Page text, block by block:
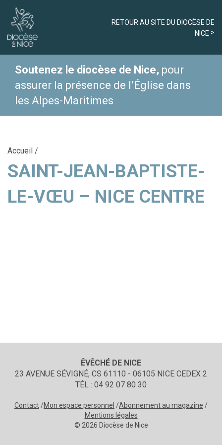
RETOUR AU SITE DU DIOCÈSE DE
NICE
Soutenez le diocèse de Nice, pour
assurer la présence de l’Église dans
les Alpes-Maritimes
Accueil /
SAINT-JEAN-BAPTISTE-
LE-VŒU – NICE CENTRE
ÊVÊCHÉ DE NICE
23 AVENUE SÉVIGNÉ, CS 61110 - 06105 NICE CEDEX 2
TÉL : 04 92 07 80 30
Contact Mon espace personnel
Abonnement au magazine
Mentions légales
© 2026 Diocèse de Nice